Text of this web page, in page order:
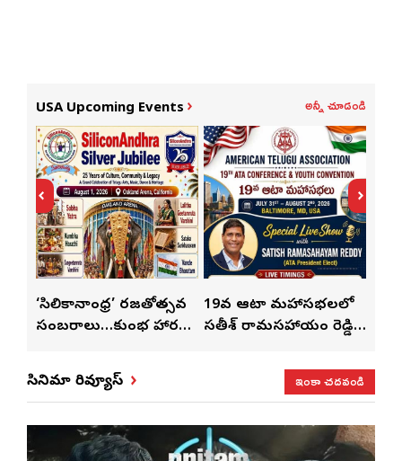
USA Upcoming Events అన్నీ చూడండి
‘సిలికానాంధ్ర’ రజతోత్సవ
సంబరాలు…కుంభ హారతి
19వ ఆటా మహాసభలలో
సతీశ్ రామసహాయం రెడ్డి
సినిమా రివ్యూస్
ఇంకా చదవండి